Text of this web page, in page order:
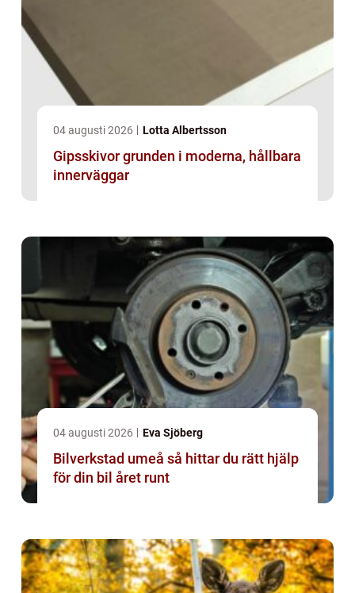
04 augusti 2026 Lotta Albertsson
Gipsskivor grunden i moderna, hållbara
innerväggar
04 augusti 2026 Eva Sjöberg
Bilverkstad umeå så hittar du rätt hjälp
för din bil året runt